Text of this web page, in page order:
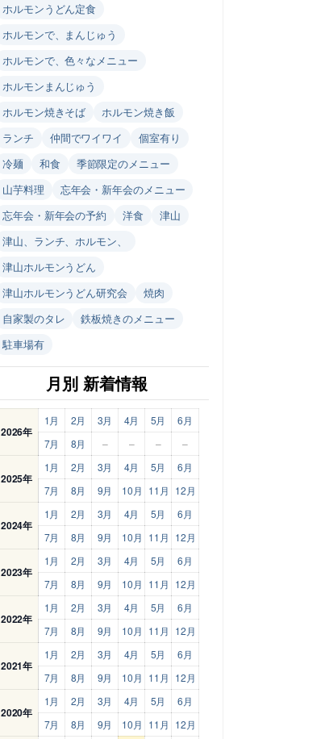
ホルモンうどん定食
ホルモンで、まんじゅう
ホルモンで、色々なメニュー
ホルモンまんじゅう
ホルモン焼きそば
ホルモン焼き飯
ランチ
仲間でワイワイ
個室有り
冷麺
和食
季節限定のメニュー
山芋料理
忘年会・新年会のメニュー
忘年会・新年会の予約
洋食
津山
津山、ランチ、ホルモン、
津山ホルモンうどん
津山ホルモンうどん研究会
焼肉
自家製のタレ
鉄板焼きのメニュー
駐車場有
月別 新着情報
2026年
1月 2月 3月 4月 5月
6月
7月
8月 – – – –
2025年
1月 2月 3月 4月 5月
6月
7月
8月 9月 10月 11月 12月
2024年
1月 2月 3月 4月 5月
6月
7月
8月 9月 10月 11月 12月
2023年
1月 2月 3月 4月 5月
6月
7月
8月 9月 10月 11月 12月
2022年
1月 2月 3月 4月 5月
6月
7月
8月 9月 10月 11月 12月
2021年
1月 2月 3月 4月 5月
6月
7月
8月 9月 10月 11月 12月
2020年
1月 2月 3月 4月 5月
6月
7月
8月 9月 10月 11月 12月